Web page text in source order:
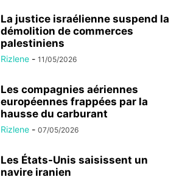
La justice israélienne suspend la
démolition de commerces
palestiniens
Rizlene - 11/05/2026
Les compagnies aériennes
européennes frappées par la
hausse du carburant
Rizlene - 07/05/2026
Les États-Unis saisissent un
navire iranien